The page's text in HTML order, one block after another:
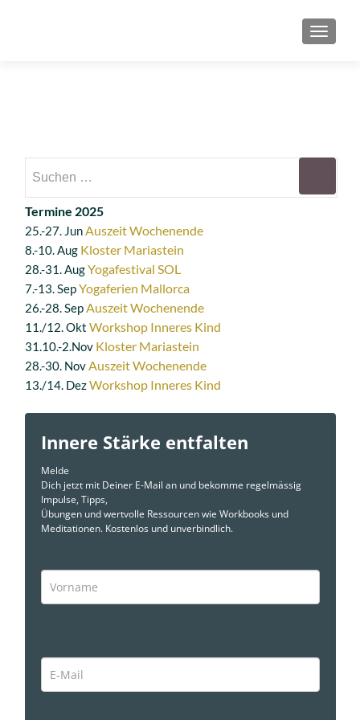
nach:
Termine 2025
25.-27. JunAuszeit Wochenende
8.-10. Aug Kloster Mariastein
28.-31. AugYogafestival SOL
7.-13. SepYogaferien Mallorca
26.-28. SepAuszeit Wochenende
11./12. Okt Workshop Inneres Kind
31.10.-2.Nov Kloster Mariastein
28.-30. NovAuszeit Wochenende
13./14. DezWorkshop Inneres Kind
Innere Stärke entfalten
Melde
Dich jetzt mit Deiner E-Mail an und bekomme regelmässig
Impulse, Tipps,
Übungen und wertvolle Ressourcen wie Workbooks und
Meditationen. Kostenlos und unverbindlich.